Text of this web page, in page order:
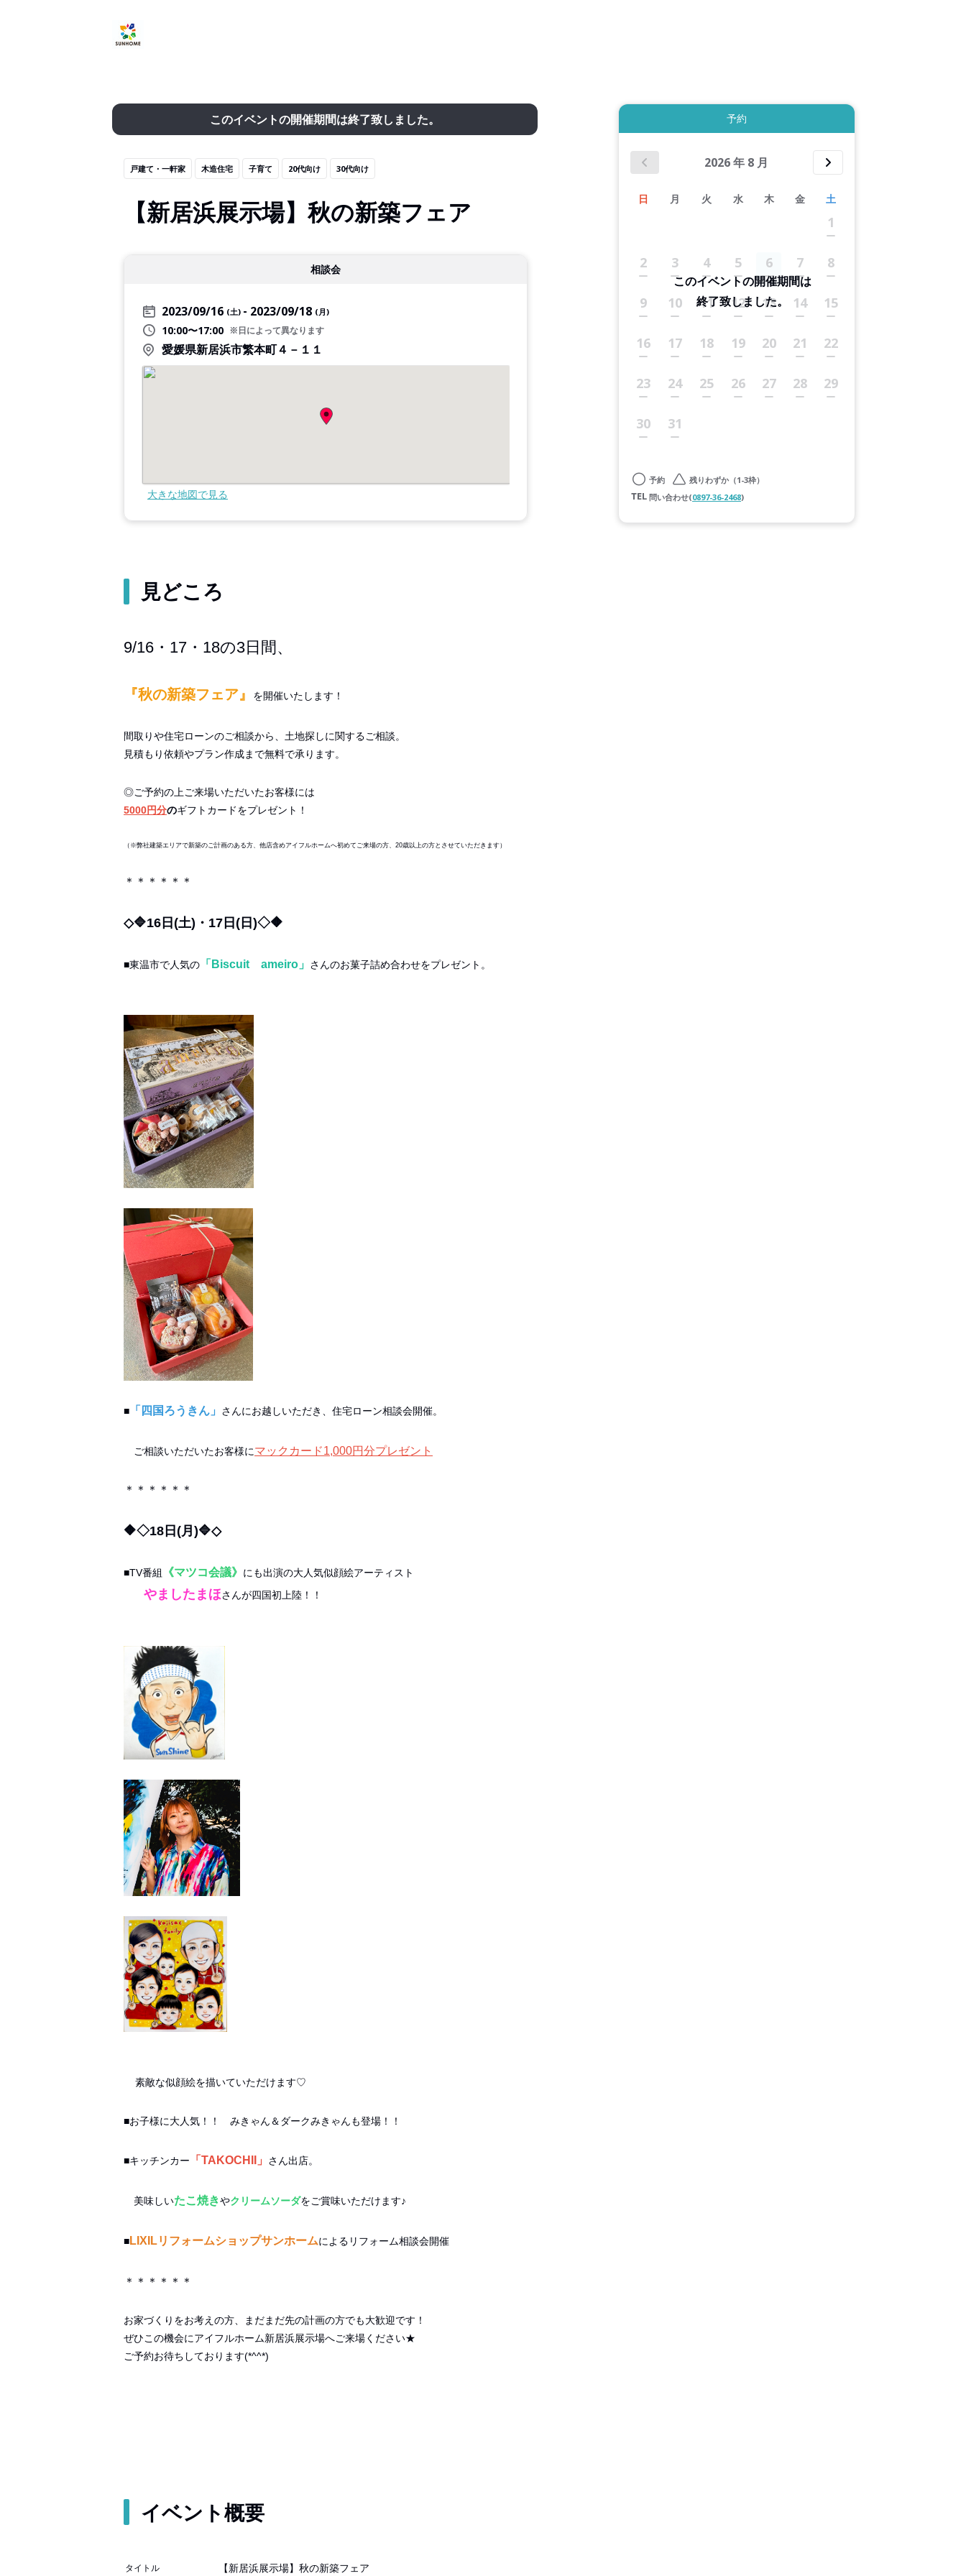
このイベントの開催期間は終了致しました。
戸建て・一軒家 木造住宅 子育て 20代向け 30代向け
【新居浜展示場】秋の新築フェア
相談会
2023/09/16 (土) 2023/09/18 (月)
10:00〜17:00 ※日によって異なります
愛媛県新居浜市繁本町４－１１
大きな地図で見る
見どころ
9/16・17・18の3日間、
『秋の新築フェア』 を開催いたします！
間取りや住宅ローンのご相談から、土地探しに関するご相談。
見積もり依頼やプラン作成まで無料で承ります。
◎ご予約の上ご来場いただいたお客様には
5000円分のギフトカードをプレゼント！
（※弊社建築エリアで新築のご計画のある方、 他店含めアイフルホームへ初めてご来場の方、 20歳以上の方とさせていただきます）
＊＊＊＊＊＊
◇🔷16日(土)・17日(日)◇🔶
■東温市で人気の 「Biscuit ameiro」 さんのお菓子詰め合わせをプレゼント。
■ 「四国ろうきん」 さんにお越しいただき、住宅ローン相談会開催。
ご相談いただいたお客様にマックカード1,000円分プレゼント
＊＊＊＊＊＊
🔶◇18日(月)🔷◇
■TV番組 《マツコ会議》 にも出演の大人気似顔絵アーティスト
やましたまほさんが四国初上陸！！
素敵な似顔絵を描いていただけます♡
■お子様に大人気！！ みきゃん＆ダークみきゃんも登場！！
■キッチンカー 「TAKOCHII」 さん出店。
美味しいたこ焼きやクリームソーダをご賞味いただけます♪
■LIXILリフォームショップサンホームによるリフォーム相談会開催
＊＊＊＊＊＊
お家づくりをお考えの方、まだまだ先の計画の方でも大歓迎です！
ぜひこの機会にアイフルホーム新居浜展示場へご来場ください★
ご予約お待ちしております(*^^*)
イベント概要
タイトル 【新居浜展示場】秋の新築フェア
予約
2026年 8 月
日 月 火 水 木 金 土
1
2 3 4 5 6 7 8
9 10 11 12 13 14 15
16 17 18 19 20 21 22
23 24 25 26 27 28 29
30 31
このイベントの開催期間は
終了致しました。
予約
残りわずか（1-3枠）
問い合わせ(0897-36-2468)